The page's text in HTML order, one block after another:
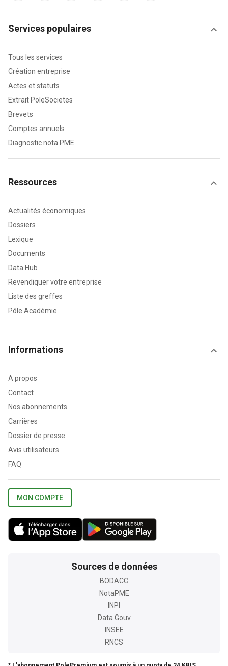
Services populaires
Tous les services
Création entreprise
Actes et statuts
Extrait PoleSocietes
Brevets
Comptes annuels
Diagnostic nota PME
Ressources
Actualités économiques
Dossiers
Lexique
Documents
Data Hub
Revendiquer votre entreprise
Liste des greffes
Pôle Académie
Informations
A propos
Contact
Nos abonnements
Carrières
Dossier de presse
Avis utilisateurs
FAQ
MON COMPTE
Sources de données
BODACC
NotaPME
INPI
Data Gouv
INSEE
RNCS